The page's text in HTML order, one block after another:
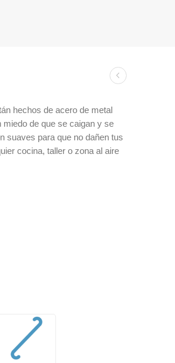
hechos de acero de metal
de que se caigan y se
suaves para que no dañen tus
cocina, taller o zona al aire